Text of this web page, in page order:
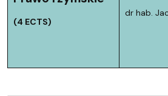
(4 ECTS)
dr hab.